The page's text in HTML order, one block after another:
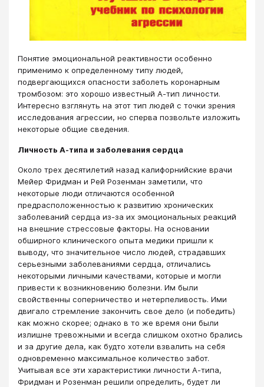
Понятие эмоциональной реактивности особенно
применимо к определенному типу людей,
подвергающихся опасности заболеть коронарным
тромбозом: это хорошо известный А-тип личности.
Интересно взглянуть на этот тип людей с точки зрения
исследования агрессии, но сперва позвольте изложить
некоторые общие сведения.
Личность А-типа и заболевания сердца
Около трех десятилетий назад калифорнийские врачи
Мейер Фридман и Рей Розенман заметили, что
некоторые люди отличаются особенной
предрасположенностью к развитию хронических
заболеваний сердца из-за их эмоциональных реакций
на внешние стрессовые факторы. На основании
обширного клинического опыта медики пришли к
выводу, что значительное число людей, страдавших
серьезными заболеваниями сердца, отличались
некоторыми личными качествами, которые и могли
привести к возникновению болезни. Им были
свойственны соперничество и нетерпеливость. Ими
двигало стремление закончить свое дело (и победить)
как можно скорее; однако в то же время они были
излишне тревожными и всегда слишком охотно брались
и за другие дела, как будто хотели взвалить на себя
одновременно максимальное количество забот.
Учитывая все эти характеристики личности А-типа,
Фридман и Розенман решили определить, будет ли